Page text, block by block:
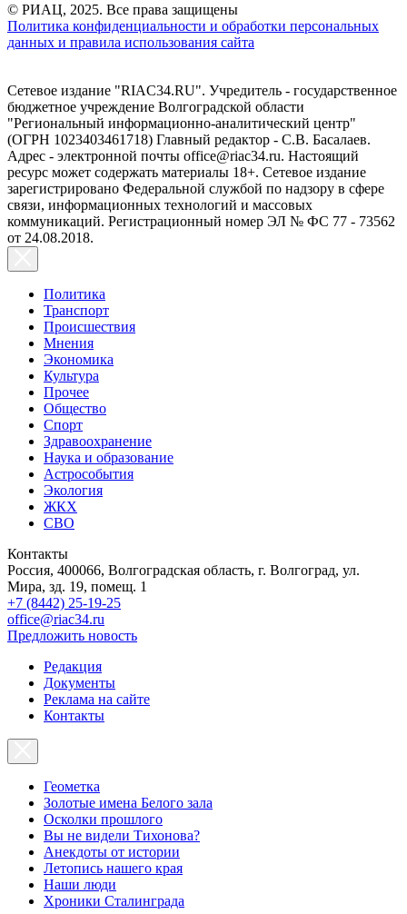
© РИАЦ, 2025. Все права защищены
Политика конфиденциальности и обработки персональных
данных и правила использования сайта
Сетевое издание "RIAC34.RU". Учредитель - государственное
бюджетное учреждение Волгоградской области
"Региональный информационно-аналитический центр"
(ОГРН 1023403461718) Главный редактор - С.В. Басалаев.
Адрес - электронной почты office@riac34.ru. Настоящий
ресурс может содержать материалы 18+. Сетевое издание
зарегистрировано Федеральной службой по надзору в сфере
связи, информационных технологий и массовых
коммуникаций. Регистрационный номер ЭЛ № ФС 77 - 73562
от 24.08.2018.
Политика
Транспорт
Происшествия
Мнения
Экономика
Культура
Прочее
Общество
Спорт
Здравоохранение
Наука и образование
Астрособытия
Экология
ЖКХ
СВО
Контакты
Россия, 400066, Волгоградская область, г. Волгоград, ул.
Мира, зд. 19, помещ. 1
+7 (8442) 25-19-25
office@riac34.ru
Предложить новость
Редакция
Документы
Реклама на сайте
Контакты
Геометка
Золотые имена Белого зала
Осколки прошлого
Вы не видели Тихонова?
Анекдоты от истории
Летопись нашего края
Наши люди
Хроники Сталинграда